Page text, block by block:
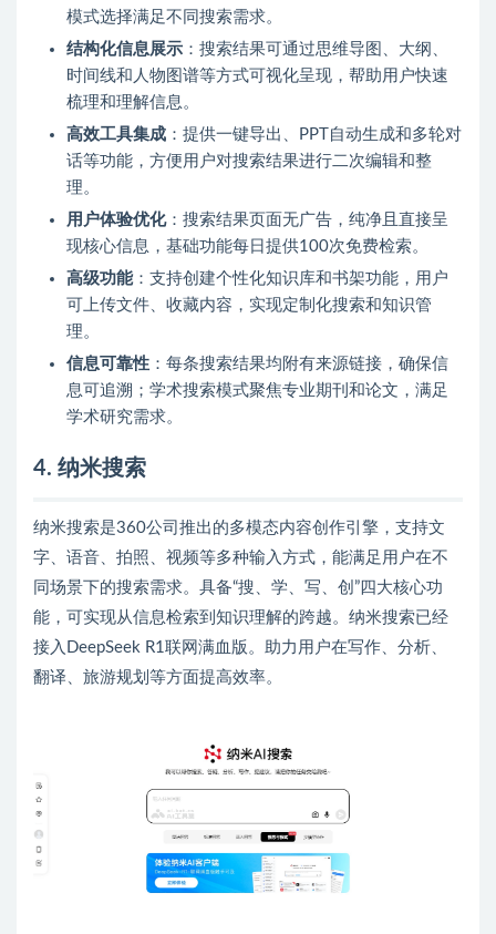
模式选择满足不同搜索需求。
结构化信息展示 ：搜索结果可通过思维导图、大纲、
时间线和人物图谱等方式可视化呈现，帮助用户快速
梳理和理解信息。
高效工具集成 ：提供一键导出、PPT自动生成和多轮对
话等功能，方便用户对搜索结果进行二次编辑和整
理。
用户体验优化：搜索结果页面无广告，纯净且直接呈
现核心信息，基础功能每日提供100次免费检索。
高级功能：支持创建个性化知识库和书架功能，用户
可上传文件、收藏内容，实现定制化搜索和知识管
理。
信息可靠性 ：每条搜索结果均附有来源链接，确保信
息可追溯；学术搜索模式聚焦专业期刊和论文，满足
学术研究需求。
4. 纳米搜索
纳米搜索是360公司推出的多模态内容创作引擎，支持文
字、语音、拍照、视频等多种输入方式，能满足用户在不
同场景下的搜索需求。具备“搜、学、写、创”四大核心功
能，可实现从信息检索到知识理解的跨越。纳米搜索已经
接入DeepSeek R1联网满血版。助力用户在写作、分析、
翻译、旅游规划等方面提高效率。